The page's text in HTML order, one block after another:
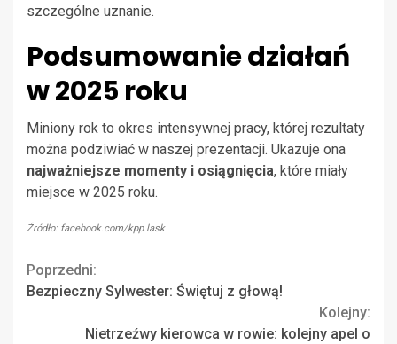
szczególne uznanie.
Podsumowanie działań
w 2025 roku
Miniony rok to okres intensywnej pracy, której rezultaty
można podziwiać w naszej prezentacji. Ukazuje ona
najważniejsze momenty i osiągnięcia, które miały
miejsce w 2025 roku.
Źródło: facebook.com/kpp.lask
Continue
Reading
Poprzedni:
Bezpieczny Sylwester: Świętuj z głową!
Kolejny:
Nietrzeźwy kierowca w rowie: kolejny apel o